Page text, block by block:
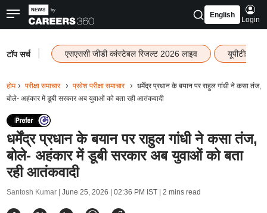
English
Login
टॉप सर्च एसएससी जीडी कांस्टेबल रिजल्ट 2026 लाइव यूपीटीईटी
होम परीक्षा समाचार प्रवेश परीक्षा समाचार
धर्मेंद्र प्रधान के बयान पर राहुल गांधी ने कसा तंज,
बोले- अहंकार में डूबी सरकार अब युवाओं को बता रही आतंकवादी
धर्मेंद्र प्रधान के बयान पर राहुल गांधी ने कसा तंज,
बोले- अहंकार में डूबी सरकार अब युवाओं को बता
रही आतंकवादी
Santosh Kumar | June 25, 2026 | 02:36 PM IST| 2 mins read